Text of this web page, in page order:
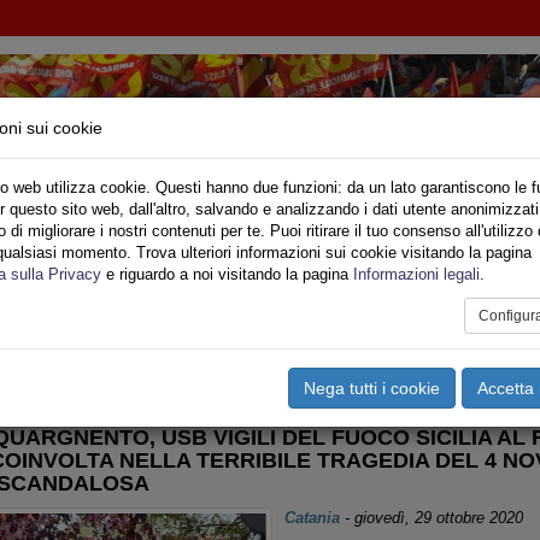
SINDACALE DI BASE SETTORE VIGILI DEL
Privato Territori Sociale Speciali Multimedia
USB VIGILI DEL FUOCO SICILIA AL
NELLA TERRIBILE TRAGEDIA DEL 4
Catania- giovedì, 29 ottobre 2020
sui cookie
web utilizza cookie. Questi hanno due funzioni: da un lato garantiscono le
questo sito web, dall'altro, salvando e analizzando i dati utente
di migliorare i nostri contenuti per te. Puoi ritirare il tuo consenso all'utilizzo
momento. Trova ulteriori informazioni sui cookie visitando la pagina
sulla Privacy e riguardo a noi visitando la pagina Informazioni legali.
Nega tutti i cookie Accetta